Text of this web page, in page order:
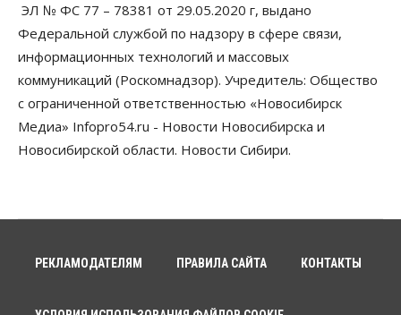
Недели жары повлияли на урожай в
Новосибирской области, но режима ЧС не будет
07 Августа 2026, 10:00
Бизнес Право&Порядок
Предприятия Новосибирска
выстраивают системы защиты от атак БПЛА
07 Августа 2026, 09:00
По «Сибэлектротерму» выдали исполнительные
Искусственный интеллект предлагают
ЭЛ № ФС 77 – 78381 от 29.05.2020 г, выдано
Федеральной службой по надзору в сфере связи,
информационных технологий и массовых
коммуникаций (Роскомнадзор). Учредитель: Общество
с ограниченной ответственностью «Новосибирск
Медиа» Infopro54.ru - Новости Новосибирска и
Новосибирской области. Новости Сибири.
РЕКЛАМОДАТЕЛЯМ ПРАВИЛА САЙТА КОНТАКТЫ